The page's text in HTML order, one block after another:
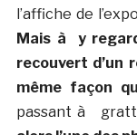
l’affiche de
Mais à y
recouvert d’un
même façon
passant à